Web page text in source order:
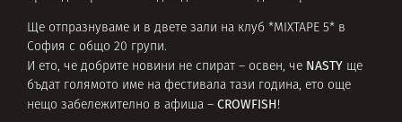
Ще отпразнуваме и в двете зали на клуб *MIXTAPE 5* в
София с общо 20 групи.
И ето, че добрите новини не спират – освен, че NASTY ще
бъдат голямото име на фестивала тази година, ето още
нещо забележително в афиша – CROWFISH!